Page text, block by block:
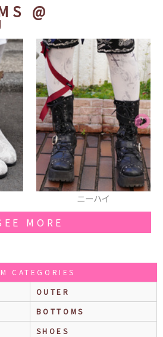
@
ニーハイ
MORE
CATEGORIES
OUTER
BOTTOMS
SHOES